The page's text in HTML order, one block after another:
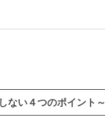
ない４つのポイント～